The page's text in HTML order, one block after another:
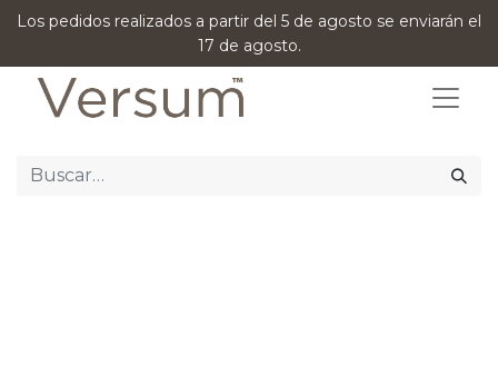
Los pedidos realizados a partir del 5 de agosto se enviarán el
17 de agosto.